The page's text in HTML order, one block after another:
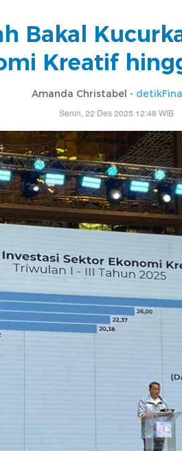
Bakal
Kreatif
Amanda Christabel -
Senin, 22 Des 2025 12:48 WIB